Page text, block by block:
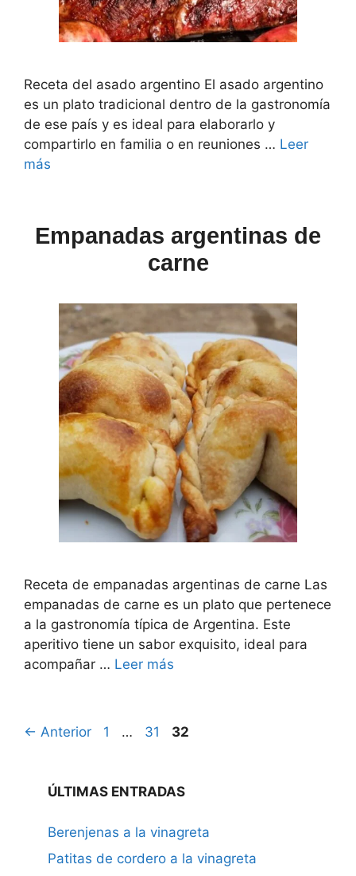
Receta del asado argentino El asado argentino
es un plato tradicional dentro de la gastronomía
de ese país y es ideal para elaborarlo y
compartirlo en familia o en reuniones … Leer
más
Empanadas argentinas de
carne
Receta de empanadas argentinas de carne Las
empanadas de carne es un plato que pertenece
a la gastronomía típica de Argentina. Este
aperitivo tiene un sabor exquisito, ideal para
acompañar … Leer más
← Anterior Página
1 … Página
31 Página
32
ÚLTIMAS ENTRADAS
Berenjenas a la vinagreta
Patitas de cordero a la vinagreta